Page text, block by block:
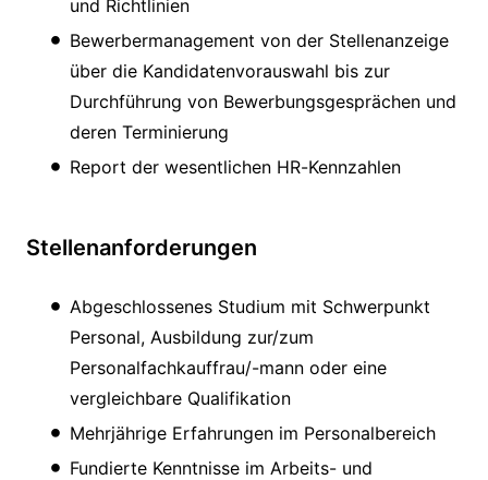
und Richtlinien
Bewerbermanagement von der Stellenanzeige
über die Kandidatenvorauswahl bis zur
Durchführung von Bewerbungsgesprächen und
deren Terminierung
Report der wesentlichen HR-Kennzahlen
Stellenanforderungen
Abgeschlossenes Studium mit Schwerpunkt
Personal, Ausbildung zur/zum
Personalfachkauffrau/-mann oder eine
vergleichbare Qualifikation
Mehrjährige Erfahrungen im Personalbereich
Fundierte Kenntnisse im Arbeits- und